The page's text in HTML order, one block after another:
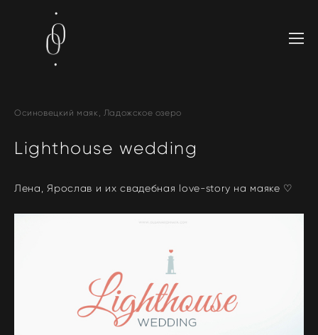
Осиновецкий маяк, Ладожское озеро
Lighthouse wedding
Лена, Ярослав и их свадебная love-story на маяке ♡